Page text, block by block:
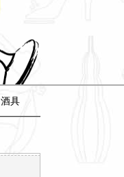
酒具